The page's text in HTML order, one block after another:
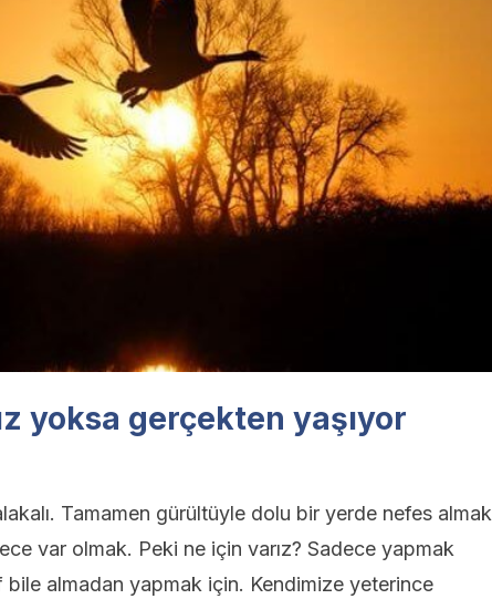
yoksa gerçekten yaşıyor
Tamamen gürültüyle dolu bir yerde nefes almak
var olmak. Peki ne için varız? Sadece yapmak
bile almadan yapmak için. Kendimize yeterince